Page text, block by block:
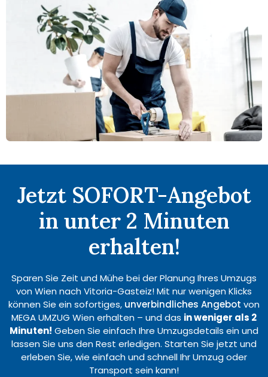
Jetzt SOFORT-Angebot
in unter 2 Minuten
erhalten!
Sparen Sie Zeit und Mühe bei der Planung Ihres Umzugs
von Wien nach Vitoria-Gasteiz! Mit nur wenigen Klicks
können Sie ein sofortiges, unverbindliches Angebot von
MEGA UMZUG Wien erhalten – und das in weniger als 2
Minuten! Geben Sie einfach Ihre Umzugsdetails ein und
lassen Sie uns den Rest erledigen. Starten Sie jetzt und
erleben Sie, wie einfach und schnell Ihr Umzug oder
Transport sein kann!